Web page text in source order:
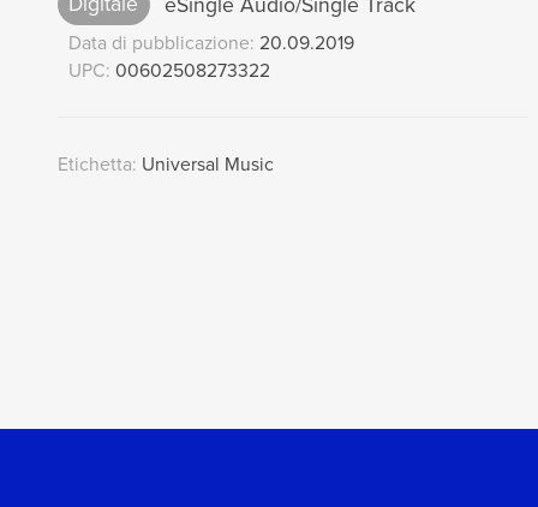
Data di pubblicazione: 20.09.2019
UPC: 00602508273322
Etichetta: Universal Music